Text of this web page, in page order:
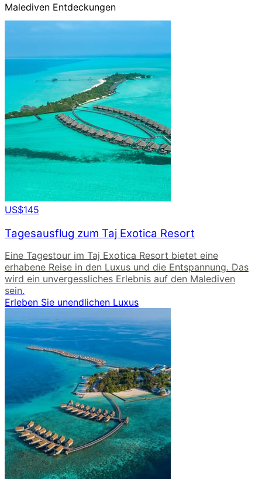
Malediven Entdeckungen
US$145
Tagesausflug zum Taj Exotica Resort
Eine Tagestour im Taj Exotica Resort bietet eine
erhabene Reise in den Luxus und die Entspannung. Das
wird ein unvergessliches Erlebnis auf den Malediven
sein.
Erleben Sie unendlichen Luxus